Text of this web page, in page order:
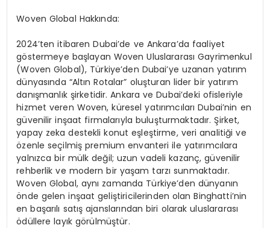
Woven Global Hakkında:
2024’ten itibaren Dubai’de ve Ankara’da faaliyet
göstermeye başlayan Woven Uluslararası Gayrimenkul
(Woven Global), Türkiye’den Dubai’ye uzanan yatırım
dünyasında “Altın Rotalar” oluşturan lider bir yatırım
danışmanlık şirketidir. Ankara ve Dubai’deki ofisleriyle
hizmet veren Woven, küresel yatırımcıları Dubai’nin en
güvenilir inşaat firmalarıyla buluşturmaktadır. Şirket,
yapay zeka destekli konut eşleştirme, veri analitiği ve
özenle seçilmiş premium envanteri ile yatırımcılara
yalnızca bir mülk değil; uzun vadeli kazanç, güvenilir
rehberlik ve modern bir yaşam tarzı sunmaktadır.
Woven Global, aynı zamanda Türkiye’den dünyanın
önde gelen inşaat geliştiricilerinden olanBinghatti’nin
en başarılı satış ajanslarından biri olarak uluslararası
ödüllere layık görülmüştür.